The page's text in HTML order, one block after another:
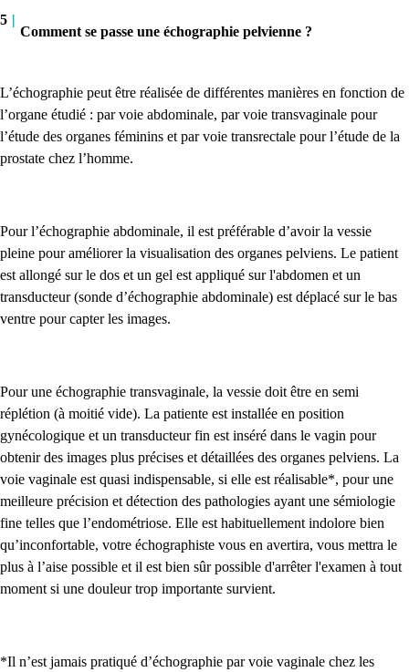
5 |
Comment se passe une échographie pelvienne ?
L’échographie peut être réalisée de différentes manières en fonction de
l’organe étudié : par voie abdominale, par voie transvaginale pour
l’étude des organes féminins et par voie transrectale pour l’étude de la
prostate chez l’homme.
Pour l’échographie abdominale, il est préférable d’avoir la vessie
pleine pour améliorer la visualisation des organes pelviens. Le patient
est allongé sur le dos et un gel est appliqué sur l'abdomen et un
transducteur (sonde d’échographie abdominale) est déplacé sur le bas
ventre pour capter les images.
Pour une échographie transvaginale, la vessie doit être en semi
réplétion (à moitié vide). La patiente est installée en position
gynécologique et un transducteur fin est inséré dans le vagin pour
obtenir des images plus précises et détaillées des organes pelviens. La
voie vaginale est quasi indispensable, si elle est réalisable*, pour une
meilleure précision et détection des pathologies ayant une sémiologie
fine telles que l’endométriose. Elle est habituellement indolore bien
qu’inconfortable, votre échographiste vous en avertira, vous mettra le
plus à l’aise possible et il est bien sûr possible d'arrêter l'examen à tout
moment si une douleur trop importante survient.
*Il n’est jamais pratiqué d’échographie par voie vaginale chez les